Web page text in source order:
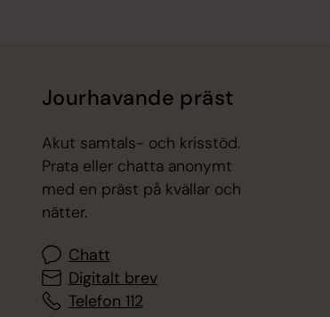
Jourhavande präst
Akut samtals- och krisstöd.
Prata eller chatta anonymt
med en präst på kvällar och
nätter.
Chatt
Digitalt brev
Telefon 112